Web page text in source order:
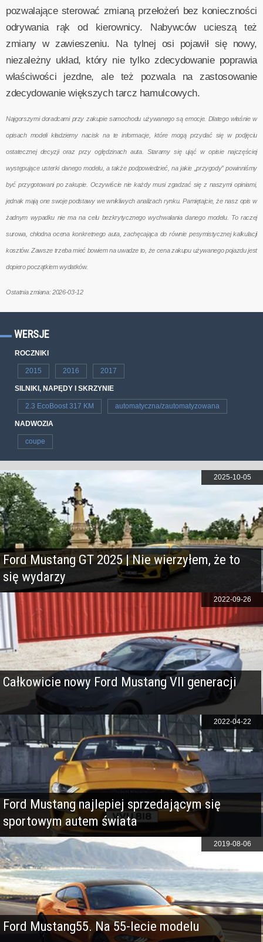
pozwalające sterować zmianą przełożeń bez konieczności
odrywania rąk od kierownicy. Nabywców ucieszą też
zmiany w zawieszeniu. Na tylnej osi pojawił się nowy,
niezależny układ, który nie tylko zdecydowanie poprawia
właściwości jezdne, ale też pozwala na zastosowanie
zdecydowanie większych tarcz hamulcowych.
Najgorszymi doradcami przy zakupie samochodu używanego są emocje. Dlatego właśnie w
opisach modeli kładziemy nacisk na te informacje, które mogą przydać się w podjęciu
ostatecznej decyzji oraz przy oględzinach auta. Staramy się ująć w opisie najczęściej
występujące usterki danego modelu, a także podpowiedzieć, na jakie „przygody” powinniśmy
być przygotowani po zakupie. Oczywiście nie każdy musi zgadzać się z naszymi opiniami,
jednak mają one swoje podstawy we wnikliwych analizach rynku. Pamiętajcie, że nasz opis w
żadnym wypadku nie ma na celu bezkrytycznego wychwalania danego modelu. To raczej
surowa, chłodna ocena konkretnego auta, zachęcająca do równie pesymistycznej kalkulacji
kosztów. Zawsze trzeba mieć bowiem na uwadze to, że cena zakupu używanego pojazdu jest
dopiero początkiem wydatków.
Ostatnia zmiana: 2026-03-12
WERSJE
ROCZNIKI
2015 2016 2017
SILNIKI, NAPĘDY I SKRZYNIE
2.3 EcoBoost 317 KM automatyczna/zautomatyzowana
NADWOZIA
coupe
Ford Mustang GT 2025 | Nie wierzyłem, że to
się wydarzy
2025-10-05
Całkowicie nowy Ford Mustang VII generacji
2022-09-26
Ford Mustang najlepiej sprzedającym się
sportowym autem świata
2022-04-22
Ford Mustang55. Na 55-lecie modelu
2019-08-06